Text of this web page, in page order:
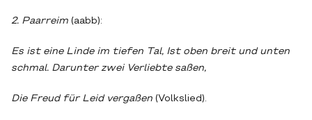
2. Paarreim (aabb):
Es ist eine Linde im tiefen Tal, Ist oben breit und unten
schmal. Darunter zwei Verliebte saßen,
Die Freud für Leid vergaßen (Volkslied).